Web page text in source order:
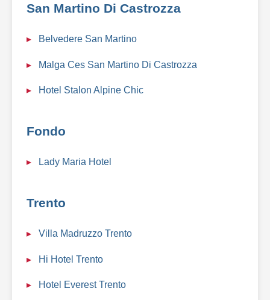
San Martino Di Castrozza
Belvedere San Martino
Malga Ces San Martino Di Castrozza
Hotel Stalon Alpine Chic
Fondo
Lady Maria Hotel
Trento
Villa Madruzzo Trento
Hi Hotel Trento
Hotel Everest Trento